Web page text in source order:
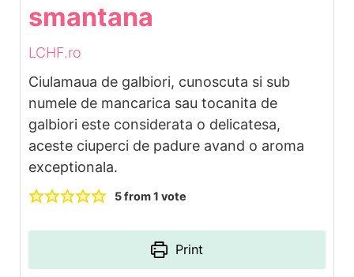
smantana
LCHF.ro
Ciulamaua de galbiori, cunoscuta si sub
numele de mancarica sau tocanita de
galbiori este considerata o delicatesa,
aceste ciuperci de padure avand o aroma
exceptionala.
5from 1 vote
Print